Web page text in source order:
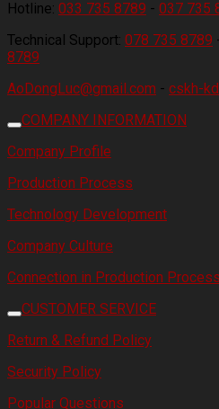
Hotline: 033 735 8789 - 037 735
Technical Support: 078 735 8789
8789
AoDongLuc@gmail.com - cskh-
COMPANY INFORMATION
Company Profile
Production Process
Technology Development
Company Culture
Connection in Production Process
CUSTOMER SERVICE
Return & Refund Policy
Security Policy
Popular Questions